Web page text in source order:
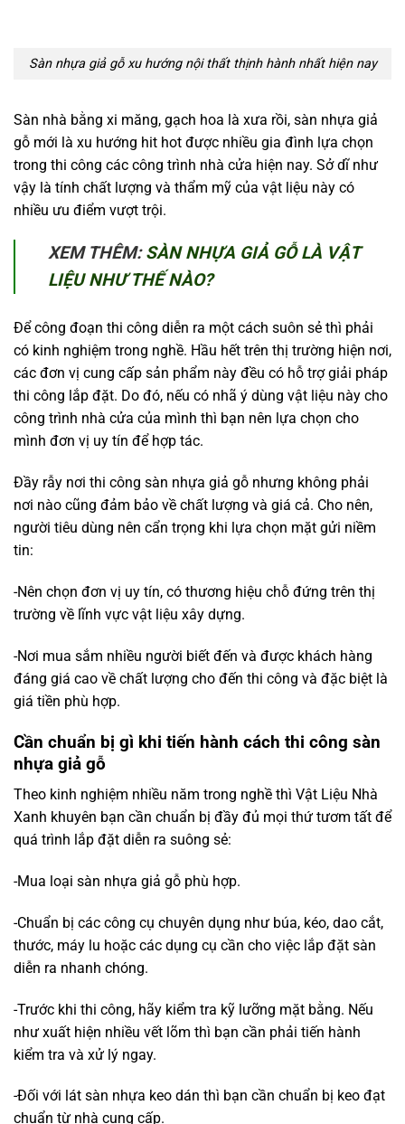
Sàn nhựa giả gỗ xu hướng nội thất thịnh hành nhất hiện nay
Sàn nhà bằng xi măng, gạch hoa là xưa rồi, sàn nhựa giả
gỗ mới là xu hướng hit hot được nhiều gia đình lựa chọn
trong thi công các công trình nhà cửa hiện nay. Sở dĩ như
vậy là tính chất lượng và thẩm mỹ của vật liệu này có
nhiều ưu điểm vượt trội.
XEM THÊM:SÀN NHỰA GIẢ GỖ LÀ VẬT
LIỆU NHƯ THẾ NÀO?
Để công đoạn thi công diễn ra một cách suôn sẻ thì phải
có kinh nghiệm trong nghề. Hầu hết trên thị trường hiện nơi,
các đơn vị cung cấp sản phẩm này đều có hỗ trợ giải pháp
thi công lắp đặt. Do đó, nếu có nhã ý dùng vật liệu này cho
công trình nhà cửa của mình thì bạn nên lựa chọn cho
mình đơn vị uy tín để hợp tác.
Đầy rẫy nơi thi công sàn nhựa giả gỗ nhưng không phải
nơi nào cũng đảm bảo về chất lượng và giá cả. Cho nên,
người tiêu dùng nên cẩn trọng khi lựa chọn mặt gửi niềm
tin:
-Nên chọn đơn vị uy tín, có thương hiệu chỗ đứng trên thị
trường về lĩnh vực vật liệu xây dựng.
-Nơi mua sắm nhiều người biết đến và được khách hàng
đáng giá cao về chất lượng cho đến thi công và đặc biệt là
giá tiền phù hợp.
Cần chuẩn bị gì khi tiến hành cách thi công sàn
nhựa giả gỗ
Theo kinh nghiệm nhiều năm trong nghề thì Vật Liệu Nhà
Xanh khuyên bạn cần chuẩn bị đầy đủ mọi thứ tươm tất để
quá trình lắp đặt diễn ra suông sẻ:
-Mua loại sàn nhựa giả gỗ phù hợp.
-Chuẩn bị các công cụ chuyên dụng như búa, kéo, dao cắt,
thước, máy lu hoặc các dụng cụ cần cho việc lắp đặt sàn
diễn ra nhanh chóng.
-Trước khi thi công, hãy kiểm tra kỹ lưỡng mặt bằng. Nếu
như xuất hiện nhiều vết lõm thì bạn cần phải tiến hành
kiểm tra và xử lý ngay.
-Đối với lát sàn nhựa keo dán thì bạn cần chuẩn bị keo đạt
chuẩn từ nhà cung cấp.